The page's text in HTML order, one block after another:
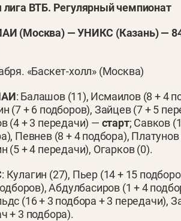
лига ВТБ. Регулярный чемпионат
(Москва) — УНИКС (Казань) —
«Баскет-холл» (Москва)
: Балашов (11), Исмаилов (8 + 4
(7 + 6 подборов), Зайцев (7 + 5
(4 + 3 передачи) — старт; Савков
Певнев (8 + 4 подбора),
(5 + 4 передачи), Огарков (0).
: Кулагин (27), Пьер (14 + 15
Абдулбасиров (1 + 4
(16 + 3 подбора + 3 передачи),
+ 3 подбора).